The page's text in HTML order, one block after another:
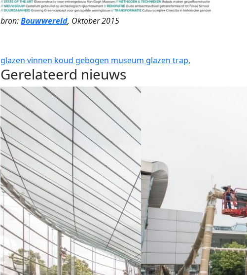
bron:Bouwwereld, Oktober 2015
glazen vinnen koud gebogen museum glazen trap,
Gerelateerd nieuws